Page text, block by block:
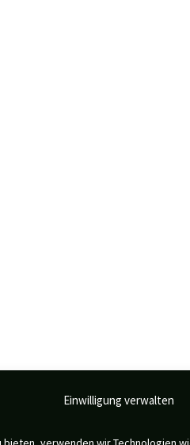
Einwilligung verwalten